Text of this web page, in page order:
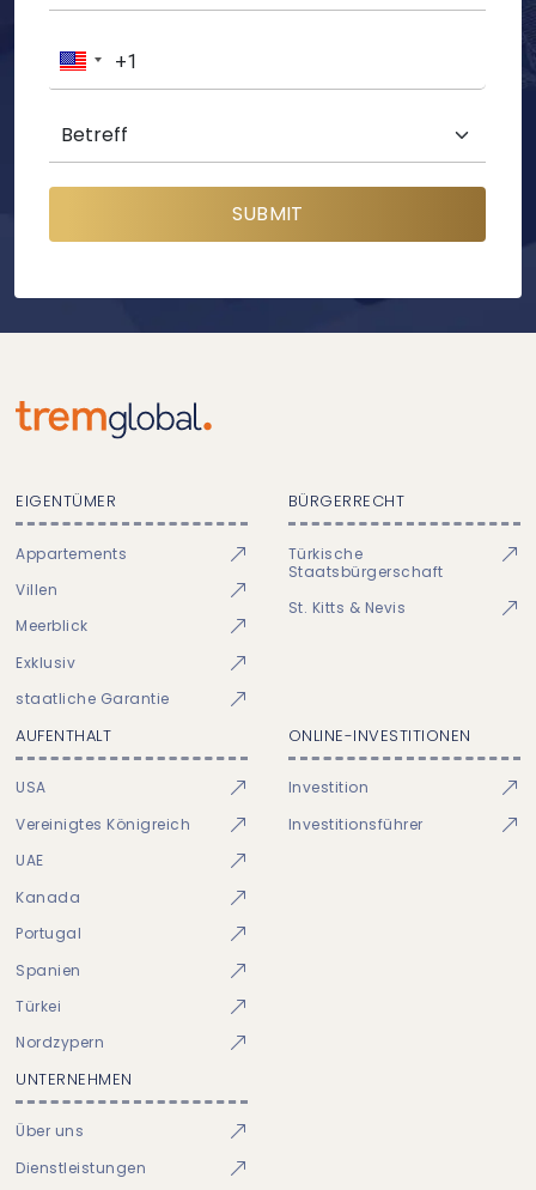
SUBMIT
EIGENTÜMER
Appartements
Villen
Meerblick
Exklusiv
staatliche Garantie
BÜRGERRECHT
Türkische
Staatsbürgerschaft
St. Kitts & Nevis
AUFENTHALT
USA
Vereinigtes Königreich
UAE
Kanada
Portugal
Spanien
Türkei
Nordzypern
ONLINE-INVESTITIONEN
Investition
Investitionsführer
UNTERNEHMEN
Über uns
Dienstleistungen